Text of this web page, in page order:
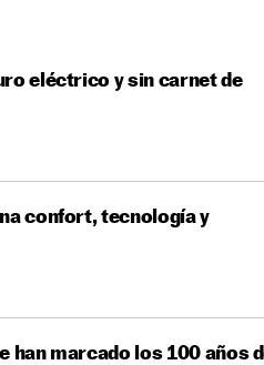
eléctrico y sin carnet de
confort, tecnología y
han marcado los 100 años